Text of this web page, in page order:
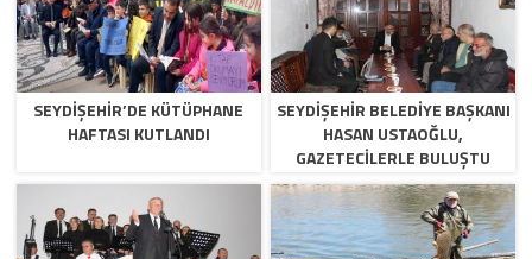
SEYDIŞEHIR’DE KÜTÜPHANE
HAFTASI KUTLANDI
SEYDIŞEHIR BELEDIYE BAŞKANI
HASAN USTAOĞLU,
GAZETECILERLE BULUŞTU